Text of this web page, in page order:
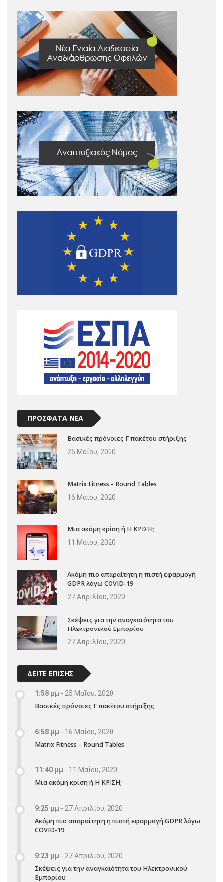
ΠΡΟΣΦΑΤΑ ΝΕΑ
Βασικές πρόνοιες Γ πακέτου στήριξης
25 Μαΐου, 2020
Matrix Fitness – Round Tables
16 Μαΐου, 2020
Μια ακόμη κρίση ή Η ΚΡΙΣΗ;
11 Μαΐου, 2020
Ακόμη πιο απαραίτητη η πιστή εφαρμογή
GDPR λόγω COVID-19
27 Απριλίου, 2020
Σκέψεις για την αναγκαιότητα του
Ηλεκτρονικού Εμπορίου
27 Απριλίου, 2020
ΔΕΙΤΕ ΕΠΙΣΗΣ
1:58 μμ - 25 Μαΐου, 2020
Βασικές πρόνοιες Γ πακέτου στήριξης
6:58 μμ - 16 Μαΐου, 2020
Matrix Fitness – Round Tables
11:40 μμ - 11 Μαΐου, 2020
Μια ακόμη κρίση ή Η ΚΡΙΣΗ;
9:25 μμ - 27 Απριλίου, 2020
Ακόμη πιο απαραίτητη η πιστή εφαρμογή GDPR λόγω
COVID-19
9:23 μμ - 27 Απριλίου, 2020
Σκέψεις για την αναγκαιότητα του Ηλεκτρονικού
Εμπορίου